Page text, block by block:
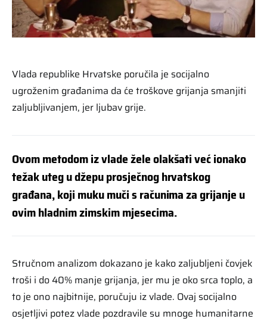
Vlada republike Hrvatske poručila je socijalno
ugroženim građanima da će troškove grijanja smanjiti
zaljubljivanjem, jer ljubav grije.
Ovom metodom iz vlade žele olakšati već ionako
težak uteg u džepu prosječnog hrvatskog
građana, koji muku muči s računima za grijanje u
ovim hladnim zimskim mjesecima.
Stručnom analizom dokazano je kako zaljubljeni čovjek
troši i do 40% manje grijanja, jer mu je oko srca toplo, a
to je ono najbitnije, poručuju iz vlade. Ovaj socijalno
osjetljivi potez vlade pozdravile su mnoge humanitarne